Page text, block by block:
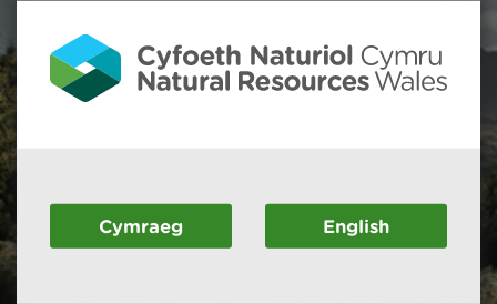
Cymraeg English